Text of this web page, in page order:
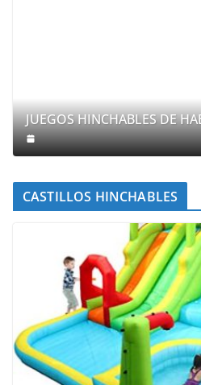
JUEGOS HINCHABLES DE
CASTILLOS HINCHABLES